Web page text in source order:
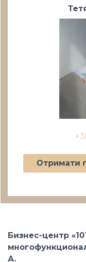
Отримати
Бизнес-центр
А.